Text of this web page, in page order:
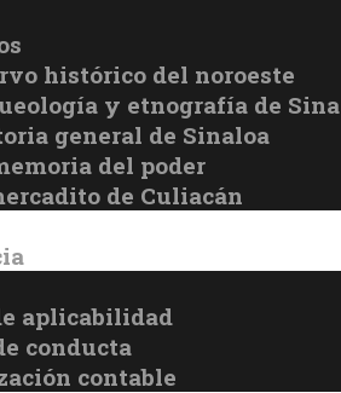
histórico del noroeste
y etnografía de
general de Sinaloa
del poder
de Culiacán
aplicabilidad
conducta
contable